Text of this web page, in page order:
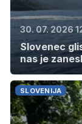
30. 07. 2026
Slovenec
nas je
SLOVENIJA